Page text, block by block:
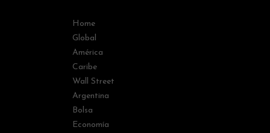
Home
Global
América
Caribe
Wall Street
Argentina
Bolsa
Economía